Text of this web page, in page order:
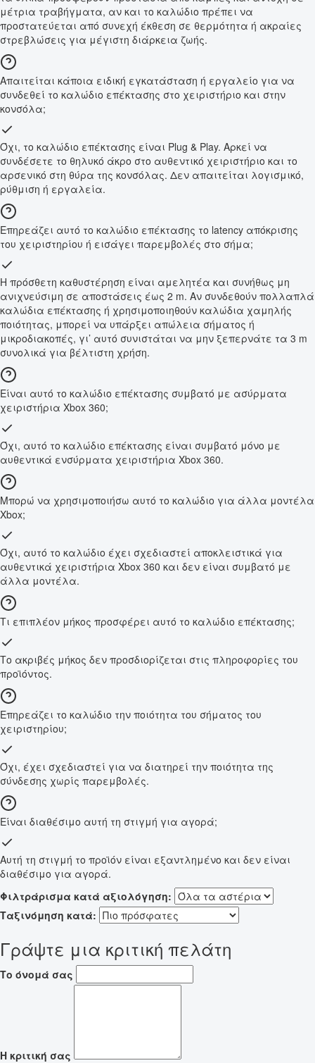
μέτρια τραβήγματα, αν και το καλώδιο πρέπει να
προστατεύεται από συνεχή έκθεση σε θερμότητα ή ακραίες
στρεβλώσεις για μέγιστη διάρκεια ζωής.
Απαιτείται κάποια ειδική εγκατάσταση ή εργαλείο για να
συνδεθεί το καλώδιο επέκτασης στο χειριστήριο και στην
κονσόλα;
Όχι, το καλώδιο επέκτασης είναι Plug & Play. Αρκεί να
συνδέσετε το θηλυκό άκρο στο αυθεντικό χειριστήριο και το
αρσενικό στη θύρα της κονσόλας. Δεν απαιτείται λογισμικό,
ρύθμιση ή εργαλεία.
Επηρεάζει αυτό το καλώδιο επέκτασης το latency απόκρισης
του χειριστηρίου ή εισάγει παρεμβολές στο σήμα;
Η πρόσθετη καθυστέρηση είναι αμελητέα και συνήθως μη
ανιχνεύσιμη σε αποστάσεις έως 2 m. Αν συνδεθούν πολλαπλά
καλώδια επέκτασης ή χρησιμοποιηθούν καλώδια χαμηλής
ποιότητας, μπορεί να υπάρξει απώλεια σήματος ή
μικροδιακοπές, γι’ αυτό συνιστάται να μην ξεπερνάτε τα 3 m
συνολικά για βέλτιστη χρήση.
Είναι αυτό το καλώδιο επέκτασης συμβατό με ασύρματα
χειριστήρια Xbox 360;
Όχι, αυτό το καλώδιο επέκτασης είναι συμβατό μόνο με
αυθεντικά ενσύρματα χειριστήρια Xbox 360.
Μπορώ να χρησιμοποιήσω αυτό το καλώδιο για άλλα μοντέλα
Xbox;
Όχι, αυτό το καλώδιο έχει σχεδιαστεί αποκλειστικά για
αυθεντικά χειριστήρια Xbox 360 και δεν είναι συμβατό με
άλλα μοντέλα.
Τι επιπλέον μήκος προσφέρει αυτό το καλώδιο επέκτασης;
Το ακριβές μήκος δεν προσδιορίζεται στις πληροφορίες του
προϊόντος.
Επηρεάζει το καλώδιο την ποιότητα του σήματος του
χειριστηρίου;
Όχι, έχει σχεδιαστεί για να διατηρεί την ποιότητα της
σύνδεσης χωρίς παρεμβολές.
Είναι διαθέσιμο αυτή τη στιγμή για αγορά;
Αυτή τη στιγμή το προϊόν είναι εξαντλημένο και δεν είναι
διαθέσιμο για αγορά.
Φιλτράρισμα κατά αξιολόγηση:
Ταξινόμηση κατά:
Γράψτε μια κριτική πελάτη
Το όνομά σας
Η κριτική σας